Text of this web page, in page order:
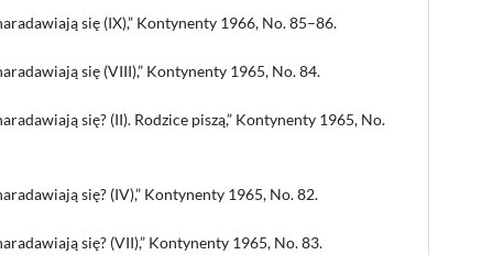
się (IX),” Kontynenty 1966, No. 85–86.
się (VIII),” Kontynenty 1965, No. 84.
się? (II). Rodzice piszą,” Kontynenty 1965, No.
się? (IV),” Kontynenty 1965, No. 82.
się? (VII),” Kontynenty 1965, No. 83.